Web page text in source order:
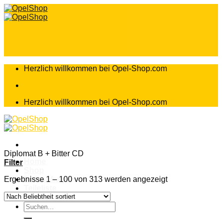
Zum
Inhalt
Herzlich willkommen bei Opel-Shop.com
Herzlich willkommen bei Opel-Shop.com
Teileanfrage
Suchen
nach:
Diplomat B + Bitter CD
Filter
Ergebnisse 1 – 100 von 313 werden angezeigt